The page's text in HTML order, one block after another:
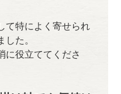
て特によく寄せられ
た。
に役立ててくださ